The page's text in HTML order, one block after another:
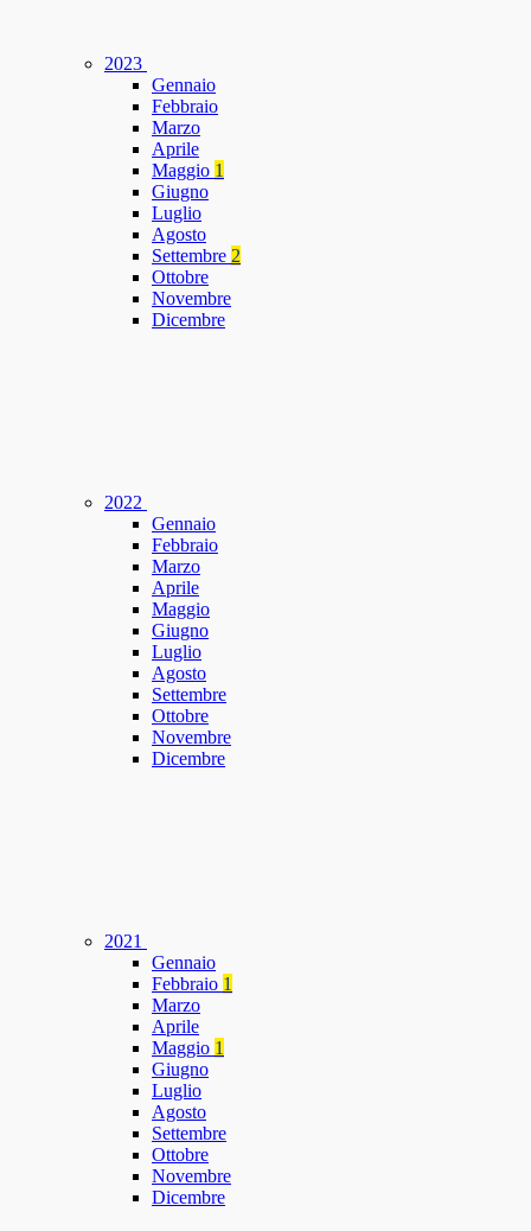
2023
Gennaio
Febbraio
Marzo
Aprile
Maggio 1
Giugno
Luglio
Agosto
Settembre 2
Ottobre
Novembre
Dicembre
2022
Gennaio
Febbraio
Marzo
Aprile
Maggio
Giugno
Luglio
Agosto
Settembre
Ottobre
Novembre
Dicembre
2021
Gennaio
Febbraio 1
Marzo
Aprile
Maggio 1
Giugno
Luglio
Agosto
Settembre
Ottobre
Novembre
Dicembre